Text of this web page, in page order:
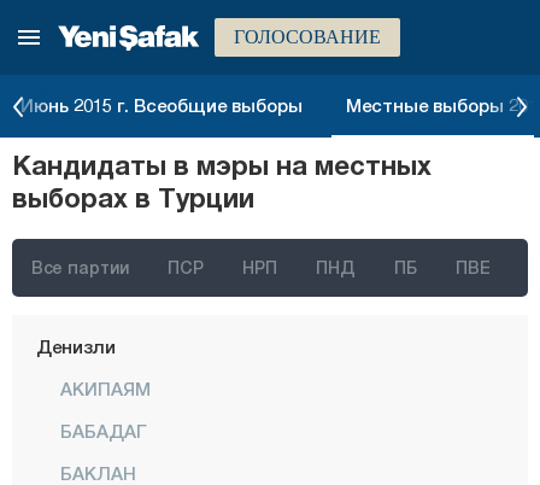
ГОЛОСОВАНИЕ
Июнь 2015 г. Всеобщие выборы Местные выборы
Кандидаты в мэры на местных
выборах в Турции
Все партии ПСР НРП ПНД ПБ ПВЕ
Битлис
Бурса
Чанаккале
Чорум
Денизли
АКИПАЯМ
БАБАДАГ
БАКЛАН